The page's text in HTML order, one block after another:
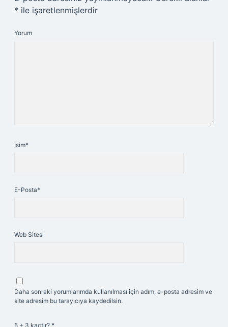
* ile işaretlenmişlerdir
Yorum
İsim*
E-Posta*
Web Sitesi
Daha sonraki yorumlarımda kullanılması için adım, e-posta adresim ve
site adresim bu tarayıcıya kaydedilsin.
5 + 3 kaçtır? *